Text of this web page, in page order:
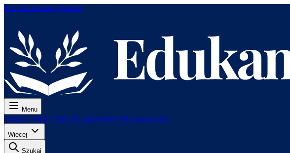
Przejdź do treści głównej
Menu
Cennik Lekcje Testy Do egzaminów Dla nauczycieli
Więcej
Szukaj